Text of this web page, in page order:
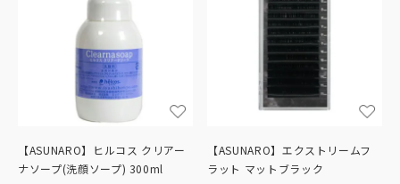
【ASUNARO】ヒルコス クリアー
ナソープ(洗顔ソープ) 300ml
【ASUNARO】エクストリームフ
ラット マットブラック